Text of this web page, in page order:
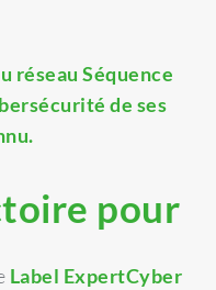
réseau Séquence
de ses
pour
Label ExpertCyber